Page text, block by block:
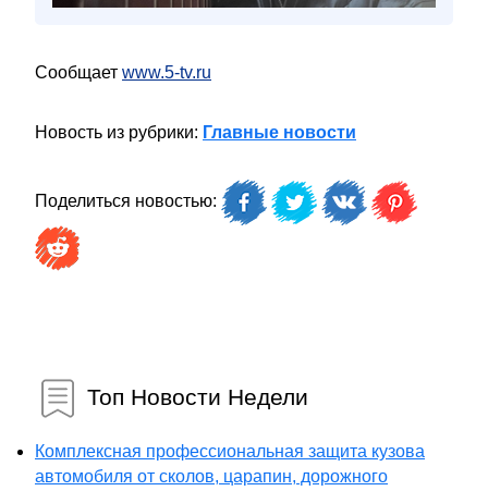
Сообщает www.5-tv.ru
Новость из рубрики: Главные новости
Поделиться новостью:
Топ Новости Недели
Комплексная профессиональная защита кузова
автомобиля от сколов, царапин, дорожного